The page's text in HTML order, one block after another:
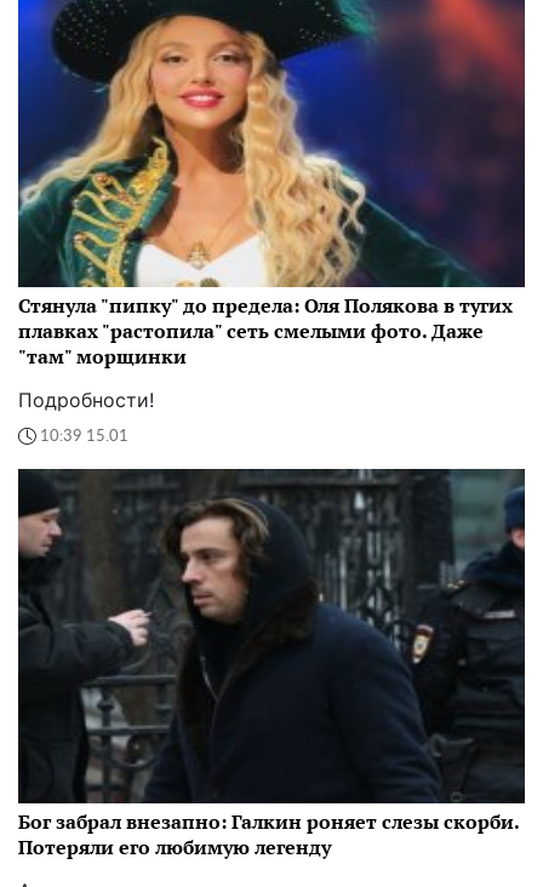
Стянула "пипку" до предела: Оля Полякова в тугих
плавках "растопила" сеть смелыми фото. Даже
"там" морщинки
Подробности!
10:39 15.01
Бог забрал внезапно: Галкин роняет слезы скорби.
Потеряли его любимую легенду